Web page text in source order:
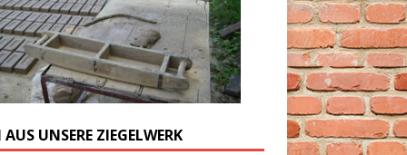
UNSERE ZIEGELWERK